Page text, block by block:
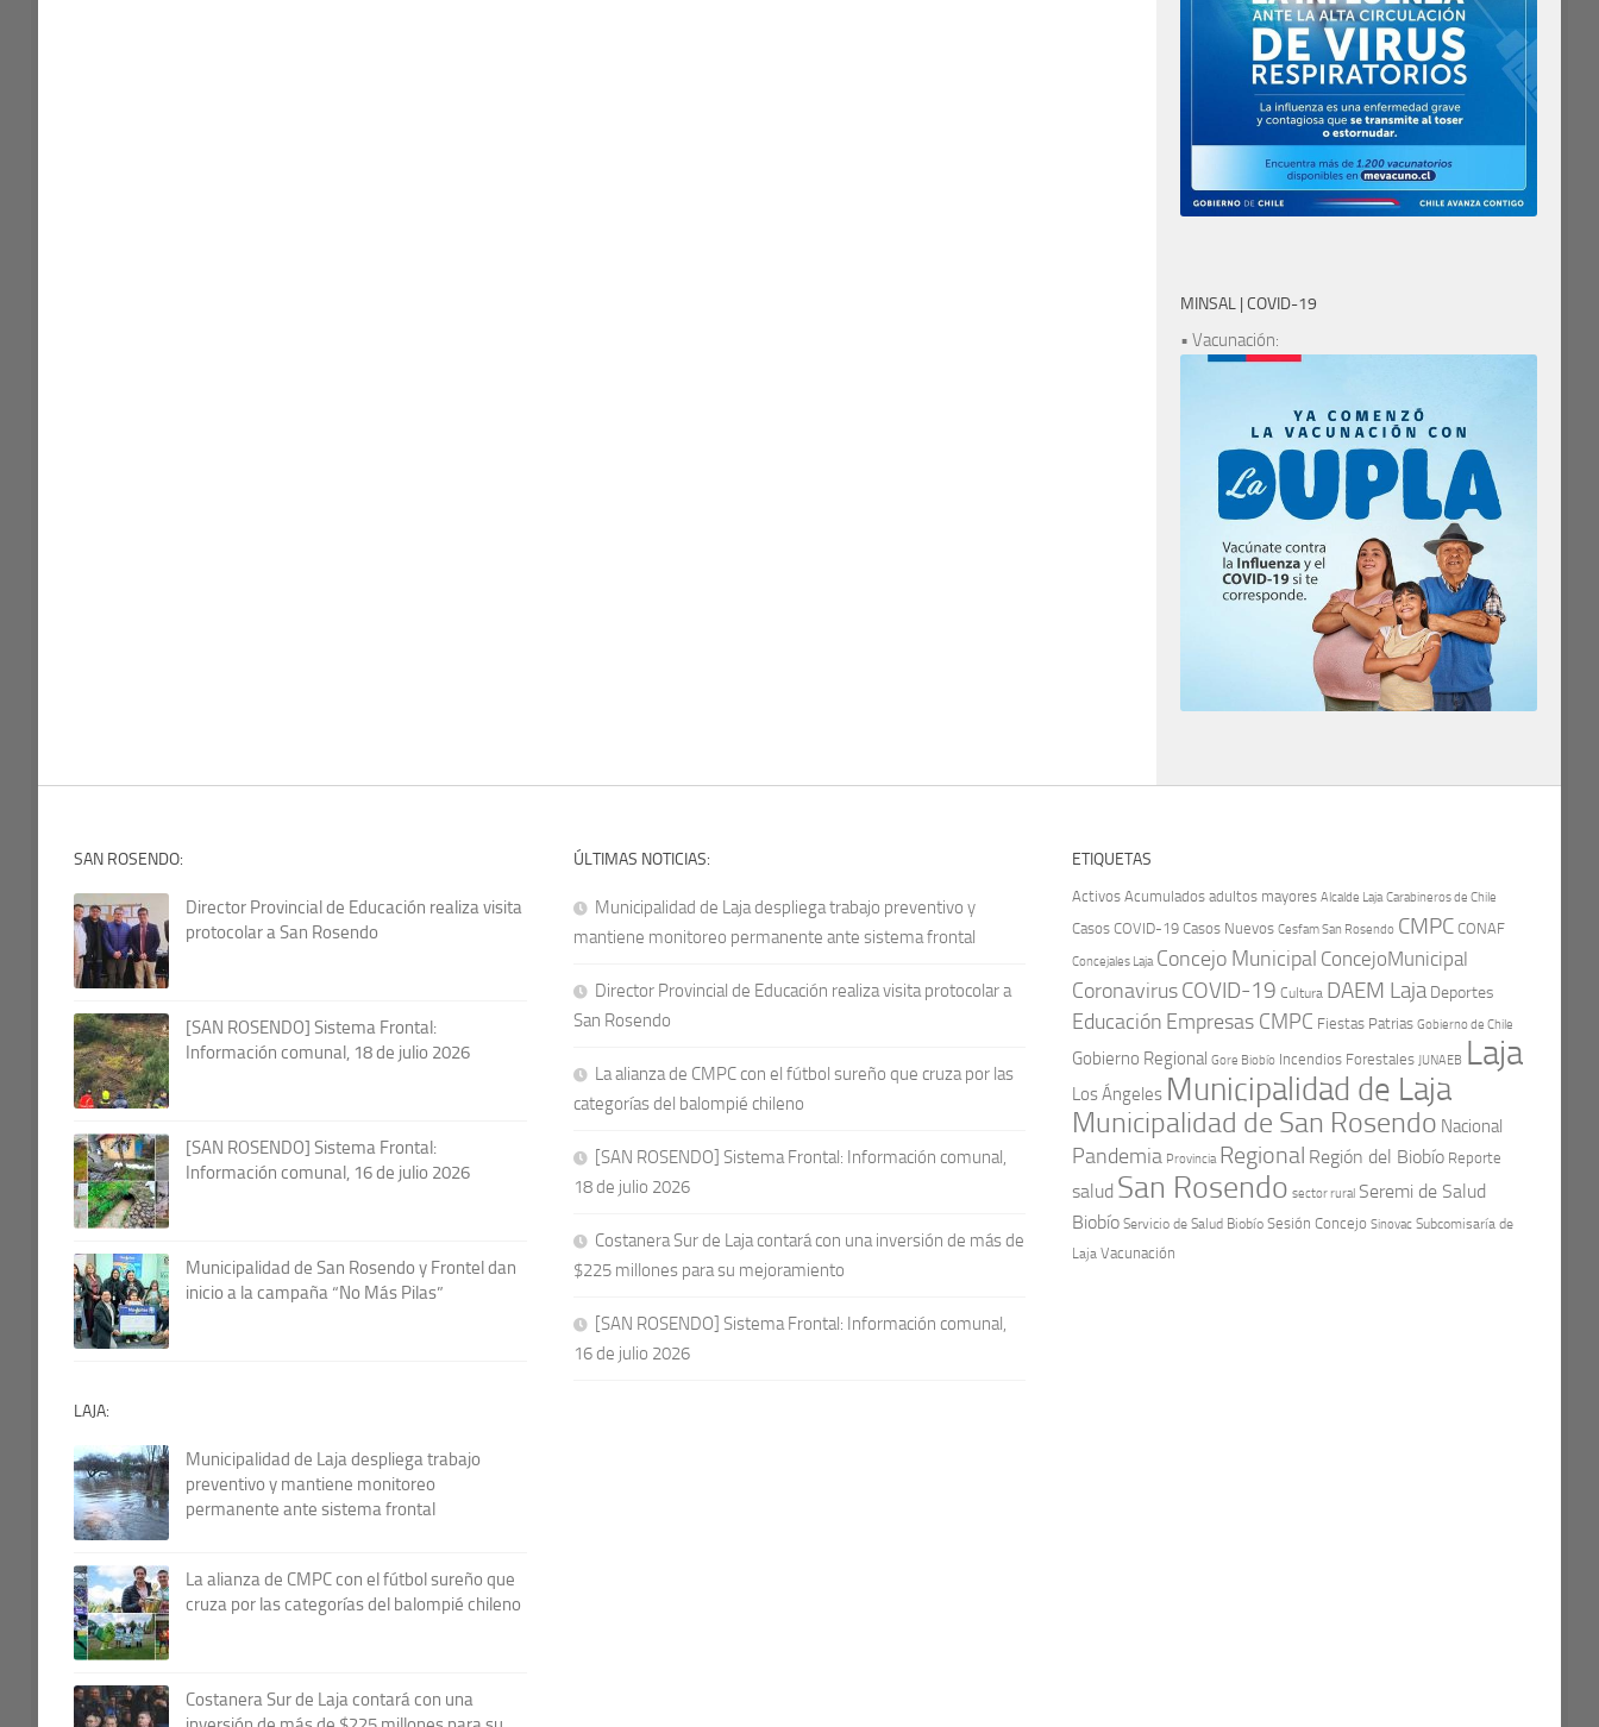
MINSAL | COVID-19
• Vacunación:
SAN ROSENDO:
Director Provincial de Educación realiza visita
protocolar a San Rosendo
[SAN ROSENDO] Sistema Frontal:
Información comunal, 18 de julio 2026
[SAN ROSENDO] Sistema Frontal:
Información comunal, 16 de julio 2026
Municipalidad de San Rosendo y Frontel dan
inicio a la campaña “No Más Pilas”
LAJA:
Municipalidad de Laja despliega trabajo
preventivo y mantiene monitoreo
permanente ante sistema frontal
La alianza de CMPC con el fútbol sureño que
cruza por las categorías del balompié chileno
Costanera Sur de Laja contará con una
ÚLTIMAS NOTICIAS:
Municipalidad de Laja despliega trabajo preventivo y
mantiene monitoreo permanente ante sistema frontal
Director Provincial de Educación realiza visita protocolar a
San Rosendo
La alianza de CMPC con el fútbol sureño que cruza por las
categorías del balompié chileno
[SAN ROSENDO] Sistema Frontal: Información comunal,
18 de julio 2026
Costanera Sur de Laja contará con una inversión de más de
$225 millones para su mejoramiento
[SAN ROSENDO] Sistema Frontal: Información comunal,
16 de julio 2026
ETIQUETAS
Activos Acumulados adultos mayores Alcalde Laja Carabineros de Chile
Casos COVID-19 Casos Nuevos Cesfam San Rosendo CMPC CONAF
Concejales Laja Concejo Municipal ConcejoMunicipal
CoronavirusCOVID-19 Cultura DAEM Laja Deportes
Educación Empresas CMPC Fiestas Patrias Gobierno de Chile
Gobierno Regional Gore Biobío Incendios Forestales JUNAEB Laja
Los Ángeles Municipalidad de Laja
Municipalidad de San Rosendo Nacional
Pandemia Provincia Regional Región del Biobío Reporte
salud San Rosendo sector rural Seremi de Salud
Biobío Servicio de Salud Biobío Sesión Concejo Sinovac Subcomisaría de
Laja Vacunación